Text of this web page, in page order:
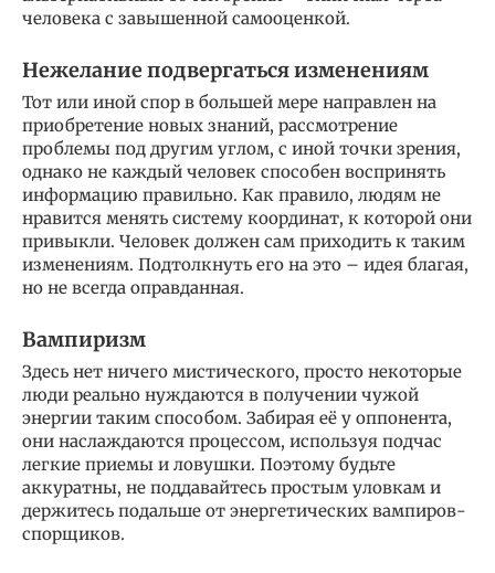
человека с завышенной самооценкой.
Нежелание подвергаться изменениям
Тот или иной спор в большей мере направлен на
приобретение новых знаний, рассмотрение
проблемы под другим углом, с иной точки зрения,
однако не каждый человек способен воспринять
информацию правильно. Как правило, людям не
нравится менять систему координат, к которой они
привыкли. Человек должен сам приходить к таким
изменениям. Подтолкнуть его на это – идея благая,
но не всегда оправданная.
Вампиризм
Здесь нет ничего мистического, просто некоторые
люди реально нуждаются в получении чужой
энергии таким способом. Забирая её у оппонента,
они наслаждаются процессом, используя подчас
легкие приемы и ловушки. Поэтому будьте
аккуратны, не поддавайтесь простым уловкам и
держитесь подальше от энергетических вампиров-
спорщиков.